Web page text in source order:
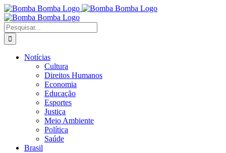
Ir
para
o
conteúdo
Buscar
resultados
para:
Notícias
Cultura
Direitos Humanos
Economia
Educação
Esportes
Justiça
Meio Ambiente
Política
Saúde
Brasil